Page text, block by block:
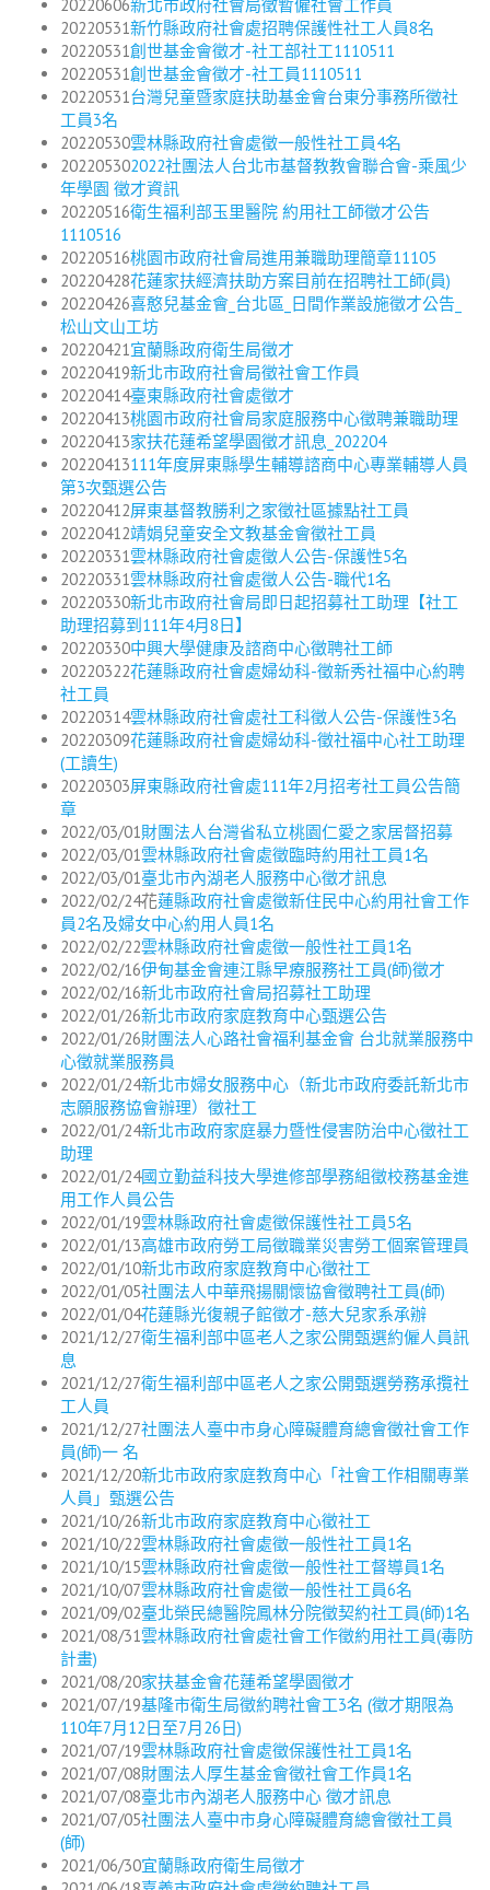
20220606新北市政府社會局徵暫僱社會工作員
20220531新竹縣政府社會處招聘保護性社工人員8名
20220531創世基金會徵才-社工部社工1110511
20220531創世基金會徵才-社工員1110511
20220531台灣兒童暨家庭扶助基金會台東分事務所徵社
工員3名
20220530雲林縣政府社會處徵一般性社工員4名
202205302022社團法人台北市基督教教會聯合會-乘風少
年學園 徵才資訊
20220516衛生福利部玉里醫院 約用社工師徵才公告
1110516
20220516桃園市政府社會局進用兼職助理簡章11105
20220428花蓮家扶經濟扶助方案目前在招聘社工師(員)
20220426喜憨兒基金會_台北區_日間作業設施徵才公告_
松山文山工坊
20220421宜蘭縣政府衛生局徵才
20220419新北市政府社會局徵社會工作員
20220414臺東縣政府社會處徵才
20220413桃園市政府社會局家庭服務中心徵聘兼職助理
20220413家扶花蓮希望學園徵才訊息_202204
20220413111年度屏東縣學生輔導諮商中心專業輔導人員
第3次甄選公告
20220412屏東基督教勝利之家徵社區據點社工員
20220412靖娟兒童安全文教基金會徵社工員
20220331雲林縣政府社會處徵人公告-保護性5名
20220331雲林縣政府社會處徵人公告-職代1名
20220330新北市政府社會局即日起招募社工助理【社工
助理招募到111年4月8日】
20220330中興大學健康及諮商中心徵聘社工師
20220322花蓮縣政府社會處婦幼科-徵新秀社福中心約聘
社工員
20220314雲林縣政府社會處社工科徵人公告-保護性3名
20220309花蓮縣政府社會處婦幼科-徵社福中心社工助理
(工讀生)
20220303屏東縣政府社會處111年2月招考社工員公告簡
章
2022/03/01財團法人台灣省私立桃園仁愛之家居督招募
2022/03/01雲林縣政府社會處徵臨時約用社工員1名
2022/03/01臺北市內湖老人服務中心徵才訊息
2022/02/24花蓮縣政府社會處徵新住民中心約用社會工作
員2名及婦女中心約用人員1名
2022/02/22雲林縣政府社會處徵一般性社工員1名
2022/02/16伊甸基金會連江縣早療服務社工員(師)徵才
2022/02/16新北市政府社會局招募社工助理
2022/01/26新北市政府家庭教育中心甄選公告
2022/01/26財團法人心路社會福利基金會 台北就業服務中
心徵就業服務員
2022/01/24新北市婦女服務中心（新北市政府委託新北市
志願服務協會辦理）徵社工
2022/01/24新北市政府家庭暴力暨性侵害防治中心徵社工
助理
2022/01/24國立勤益科技大學進修部學務組徵校務基金進
用工作人員公告
2022/01/19雲林縣政府社會處徵保護性社工員5名
2022/01/13高雄市政府勞工局徵職業災害勞工個案管理員
2022/01/10新北市政府家庭教育中心徵社工
2022/01/05社團法人中華飛揚關懷協會徵聘社工員(師)
2022/01/04花蓮縣光復親子館徵才-慈大兒家系承辦
2021/12/27衛生福利部中區老人之家公開甄選約僱人員訊
息
2021/12/27衛生福利部中區老人之家公開甄選勞務承攬社
工人員
2021/12/27社團法人臺中市身心障礙體育總會徵社會工作
員(師)一 名
2021/12/20新北市政府家庭教育中心「社會工作相關專業
人員」甄選公告
2021/10/26新北市政府家庭教育中心徵社工
2021/10/22雲林縣政府社會處徵一般性社工員1名
2021/10/15雲林縣政府社會處徵一般性社工督導員1名
2021/10/07雲林縣政府社會處徵一般性社工員6名
2021/09/02臺北榮民總醫院鳳林分院徵契約社工員(師)1名
2021/08/31雲林縣政府社會處社會工作徵約用社工員(毒防
計畫)
2021/08/20家扶基金會花蓮希望學園徵才
2021/07/19基隆市衛生局徵約聘社會工3名 (徵才期限為
110年7月12日至7月26日)
2021/07/19雲林縣政府社會處徵保護性社工員1名
2021/07/08財團法人厚生基金會徵社會工作員1名
2021/07/08臺北市內湖老人服務中心 徵才訊息
2021/07/05社團法人臺中市身心障礙體育總會徵社工員
(師)
2021/06/30宜蘭縣政府衛生局徵才